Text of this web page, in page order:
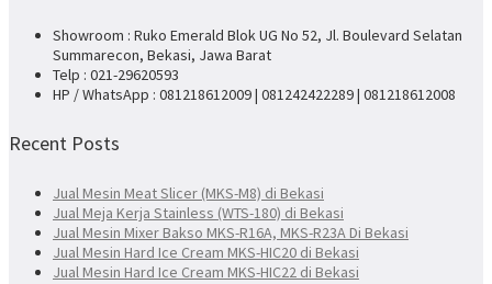
Showroom : Ruko Emerald Blok UG No 52, Jl. Boulevard Selatan
Summarecon, Bekasi, Jawa Barat
Telp : 021-29620593
HP / WhatsApp : 081218612009 | 081242422289 | 081218612008
Recent Posts
Jual Mesin Meat Slicer (MKS-M8) di Bekasi
Jual Meja Kerja Stainless (WTS-180) di Bekasi
Jual Mesin Mixer Bakso MKS-R16A, MKS-R23A Di Bekasi
Jual Mesin Hard Ice Cream MKS-HIC20 di Bekasi
Jual Mesin Hard Ice Cream MKS-HIC22 di Bekasi